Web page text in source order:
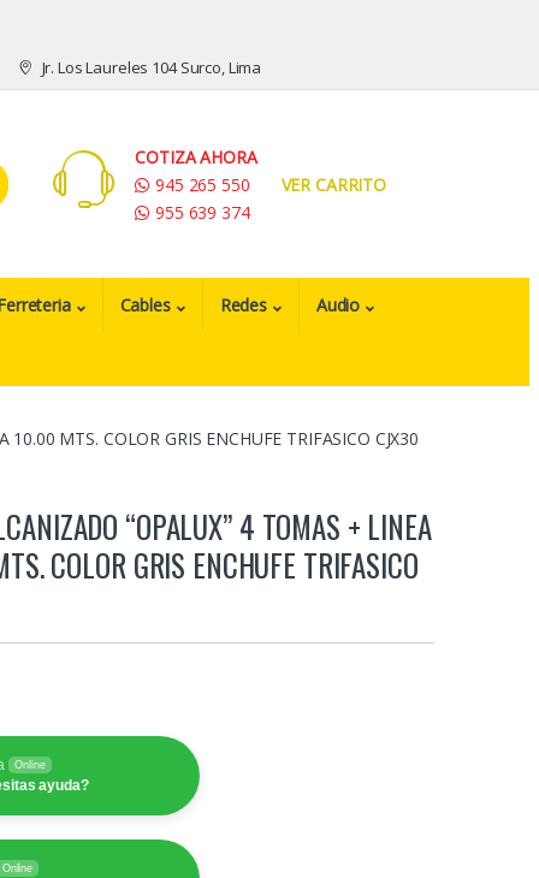
Jr. Los Laureles 104 Surco, Lima
COTIZA AHORA
945 265 550
955 639 374
VER CARRITO
Cables Redes Audio
MTS. COLOR GRIS ENCHUFE TRIFASICO CJX30
“OPALUX” 4 TOMAS + LINEA
COLOR GRIS ENCHUFE TRIFASICO
Online
ayuda?
Online